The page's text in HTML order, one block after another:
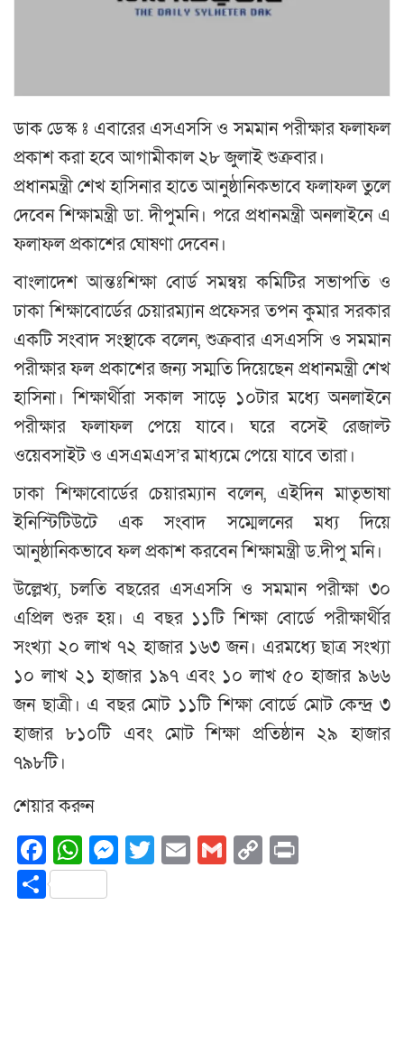
ডাক ডেস্ক ঃ এবারের এসএসসি ও সমমান পরীক্ষার ফলাফল
প্রকাশ করা হবে আগামীকাল ২৮ জুলাই শুক্রবার।
প্রধানমন্ত্রী শেখ হাসিনার হাতে আনুষ্ঠানিকভাবে ফলাফল তুলে
দেবেন শিক্ষামন্ত্রী ডা. দীপুমনি। পরে প্রধানমন্ত্রী অনলাইনে এ
ফলাফল প্রকাশের ঘোষণা দেবেন।
বাংলাদেশ আন্তঃশিক্ষা বোর্ড সমন্বয় কমিটির সভাপতি ও
ঢাকা শিক্ষাবোর্ডের চেয়ারম্যান প্রফেসর তপন কুমার সরকার
একটি সংবাদ সংস্থাকে বলেন, শুক্রবার এসএসসি ও সমমান
পরীক্ষার ফল প্রকাশের জন্য সম্মতি দিয়েছেন প্রধানমন্ত্রী শেখ
হাসিনা। শিক্ষার্থীরা সকাল সাড়ে ১০টার মধ্যে অনলাইনে
পরীক্ষার ফলাফল পেয়ে যাবে। ঘরে বসেই রেজাল্ট
ওয়েবসাইট ও এসএমএস’র মাধ্যমে পেয়ে যাবে তারা।
ঢাকা শিক্ষাবোর্ডের চেয়ারম্যান বলেন, এইদিন মাতৃভাষা
ইনিস্টিটিউটে এক সংবাদ সম্মেলনের মধ্য দিয়ে
আনুষ্ঠানিকভাবে ফল প্রকাশ করবেন শিক্ষামন্ত্রী ড.দীপু মনি।
উল্লেখ্য, চলতি বছরের এসএসসি ও সমমান পরীক্ষা ৩০
এপ্রিল শুরু হয়। এ বছর ১১টি শিক্ষা বোর্ডে পরীক্ষার্থীর
সংখ্যা ২০ লাখ ৭২ হাজার ১৬৩ জন। এরমধ্যে ছাত্র সংখ্যা
১০ লাখ ২১ হাজার ১৯৭ এবং ১০ লাখ ৫০ হাজার ৯৬৬
জন ছাত্রী। এ বছর মোট ১১টি শিক্ষা বোর্ডে মোট কেন্দ্র ৩
হাজার ৮১০টি এবং মোট শিক্ষা প্রতিষ্ঠান ২৯ হাজার
৭৯৮টি।
শেয়ার করুন
Facebook
WhatsApp
Messenger
Twitter
EmailGmail
Copy
Share